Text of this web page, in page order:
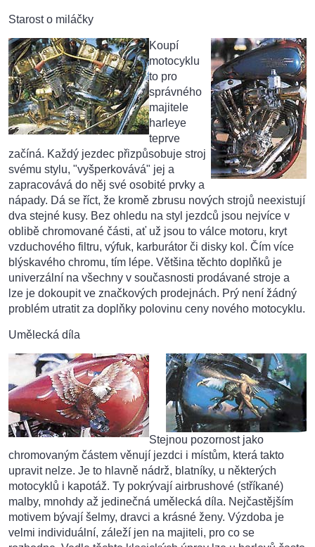
Starost o miláčky
Koupí
motocyklu
to pro
správného
majitele
harleye
teprve
začíná. Každý jezdec přizpůsobuje stroj
svému stylu, "vyšperkovává" jej a
zapracovává do něj své osobité prvky a
nápady. Dá se říct, že kromě zbrusu nových strojů neexistují
dva stejné kusy. Bez ohledu na styl jezdců jsou nejvíce v
oblibě chromované části, ať už jsou to válce motoru, kryt
vzduchového filtru, výfuk, karburátor či disky kol. Čím více
blýskavého chromu, tím lépe. Většina těchto doplňků je
univerzální na všechny v současnosti prodávané stroje a
lze je dokoupit ve značkových prodejnách. Prý není žádný
problém utratit za doplňky polovinu ceny nového motocyklu.
Umělecká díla
Stejnou pozornost jako
chromovaným částem věnují jezdci i místům, která takto
upravit nelze. Je to hlavně nádrž, blatníky, u některých
motocyklů i kapotáž. Ty pokrývají airbrushové (stříkané)
malby, mnohdy až jedinečná umělecká díla. Nejčastějším
motivem bývají šelmy, dravci a krásné ženy. Výzdoba je
velmi individuální, záleží jen na majiteli, pro co se